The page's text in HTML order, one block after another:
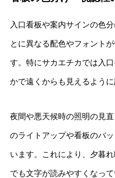
入口看板や案内サインの色
とに異なる配色やフォント
す。特にサカエチカでは入
かで遠くからも見えるように
夜間や悪天候時の照明の見
のライトアップや看板のバ
います。これにより、夕暮
でも文字が読みやすくなって